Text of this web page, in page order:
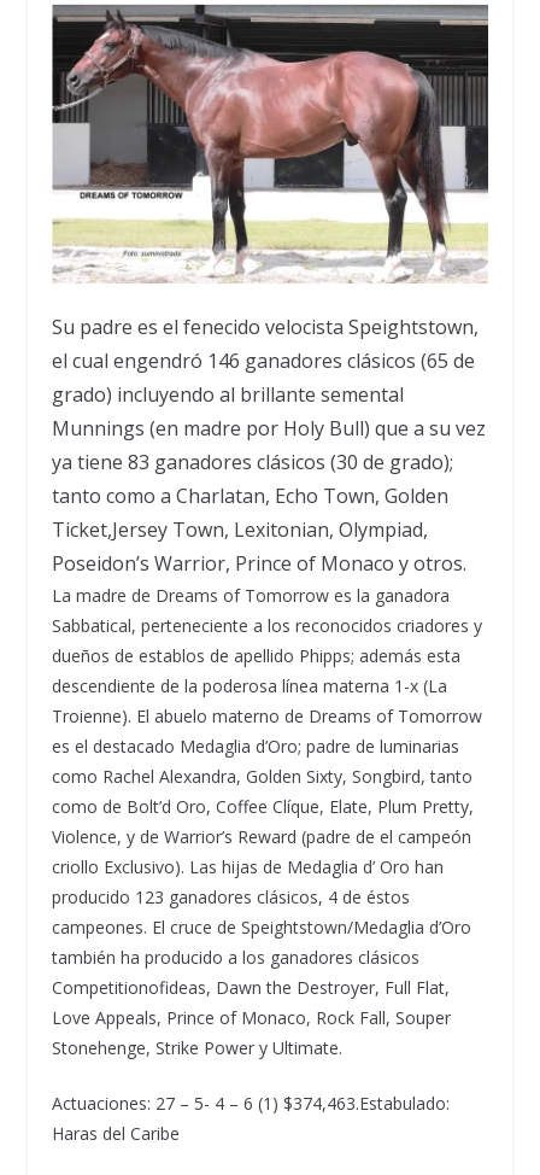
Su padre es el fenecido velocista Speightstown,
el cual engendró 146 ganadores clásicos (65 de
grado) incluyendo al brillante semental
Munnings (en madre por Holy Bull) que a su vez
ya tiene 83 ganadores clásicos (30 de grado);
tanto como a Charlatan, Echo Town, Golden
Ticket,Jersey Town, Lexitonian, Olympiad,
Poseidon’s Warrior, Prince of Monaco y otros.
La madre de Dreams of Tomorrow es la ganadora
Sabbatical, perteneciente a los reconocidos criadores y
dueños de establos de apellido Phipps; además esta
descendiente de la poderosa línea materna 1-x (La
Troienne). El abuelo materno de Dreams of Tomorrow
es el destacado Medaglia d’Oro; padre de luminarias
como Rachel Alexandra, Golden Sixty, Songbird, tanto
como de Bolt’d Oro, Coffee Clíque, Elate, Plum Pretty,
Violence, y de Warrior’s Reward (padre de el campeón
criollo Exclusivo). Las hijas de Medaglia d’ Oro han
producido 123 ganadores clásicos, 4 de éstos
campeones. El cruce de Speightstown/Medaglia d’Oro
también ha producido a los ganadores clásicos
Competitionofideas, Dawn the Destroyer, Full Flat,
Love Appeals, Prince of Monaco, Rock Fall, Souper
Stonehenge, Strike Power y Ultimate.
Actuaciones: 27 – 5- 4 – 6 (1) $374,463.Estabulado:
Haras del Caribe